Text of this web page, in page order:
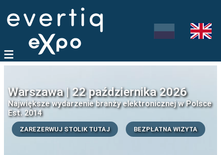
Warszawa | 22 października 2026
Największe wydarzenie branży elektronicznej w Polsce
Est. 2014
ZAREZERWUJ STOLIK TUTAJ BEZPŁATNA WIZYTA